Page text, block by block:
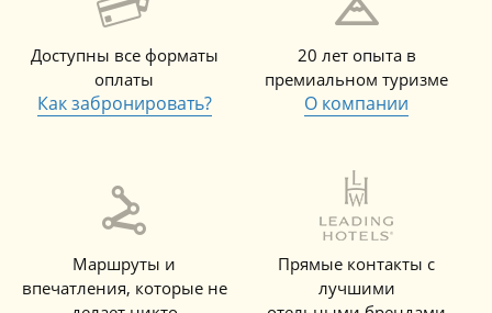
Доступны все форматы
оплаты
Как забронировать?
20 лет опыта в
премиальном туризме
О компании
Маршруты и
впечатления, которые не
Прямые контакты с
лучшими